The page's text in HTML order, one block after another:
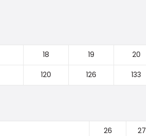
18 19 20
120 126 133
26 27